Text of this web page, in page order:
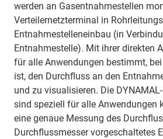
werden an Gasentnahmestellen
Verteilernetzterminal in
Entnahmestelleneinbau (in
Entnahmestelle). Mit ihrer direkten
für alle Anwendungen bestimmt,
ist, den Durchfluss an den
und zu visualisieren. Die
sind speziell für alle Anwendungen
eine genaue Messung des
Durchflussmesser vorgeschaltetes